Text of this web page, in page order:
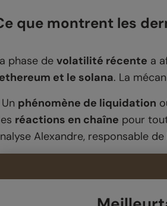
que montrent les
phase de volatilité récente a
et le solana. La
phénomène de liquidation
réactions en chaîne pour
Alexandre, responsable